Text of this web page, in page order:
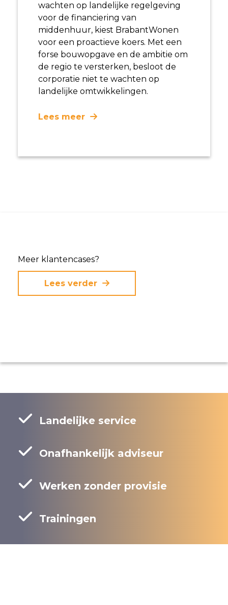
wachten op landelijke regelgeving
voor de financiering van
middenhuur, kiest BrabantWonen
voor een proactieve koers. Met een
forse bouwopgave en de ambitie om
de regio te versterken, besloot de
corporatie niet te wachten op
landelijke omtwikkelingen.
Lees meer
Meer klantencases?
Lees verder
Landelijke service
Onafhankelijk adviseur
Werken zonder provisie
Trainingen